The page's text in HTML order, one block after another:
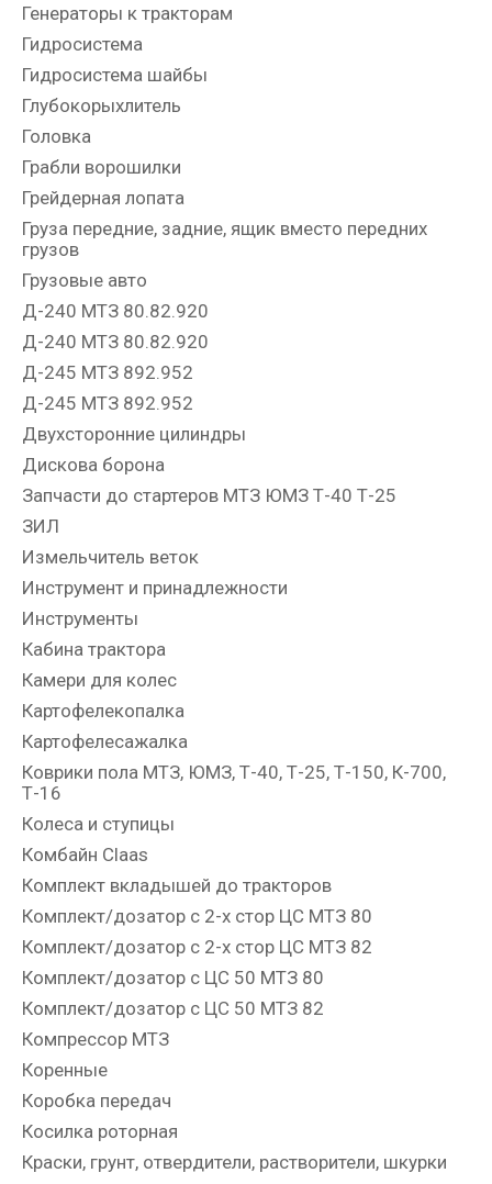
Генераторы к тракторам
Гидросистема
Гидросистема шайбы
Глубокорыхлитель
Головка
Грабли ворошилки
Грейдерная лопата
Груза передние, задние, ящик вместо передних
грузов
Грузовые авто
Д-240 МТЗ 80.82.920
Д-240 МТЗ 80.82.920
Д-245 МТЗ 892.952
Д-245 МТЗ 892.952
Двухсторонние цилиндры
Дискова борона
Запчасти до стартеров МТЗ ЮМЗ Т-40 Т-25
ЗИЛ
Измельчитель веток
Инструмент и принадлежности
Инструменты
Кабина трактора
Камери для колес
Картофелекопалка
Картофелесажалка
Коврики пола МТЗ, ЮМЗ, Т-40, Т-25, Т-150, К-700,
Т-16
Колеса и ступицы
Комбайн Claas
Комплект вкладышей до тракторов
Комплект/дозатор с 2-х стор ЦС МТЗ 80
Комплект/дозатор с 2-х стор ЦС МТЗ 82
Комплект/дозатор с ЦС 50 МТЗ 80
Комплект/дозатор с ЦС 50 МТЗ 82
Компрессор МТЗ
Коренные
Коробка передач
Косилка роторная
Краски, грунт, отвердители, растворители, шкурки